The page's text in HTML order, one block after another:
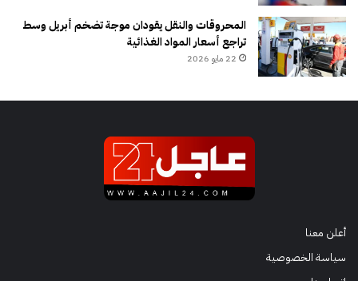
المحروقات والنقل يقودان موجة تضخم أبريل وسط
تراجع أسعار المواد الغذائية
22 مايو 2026
أعلن معنا
سياسة الخصوصية